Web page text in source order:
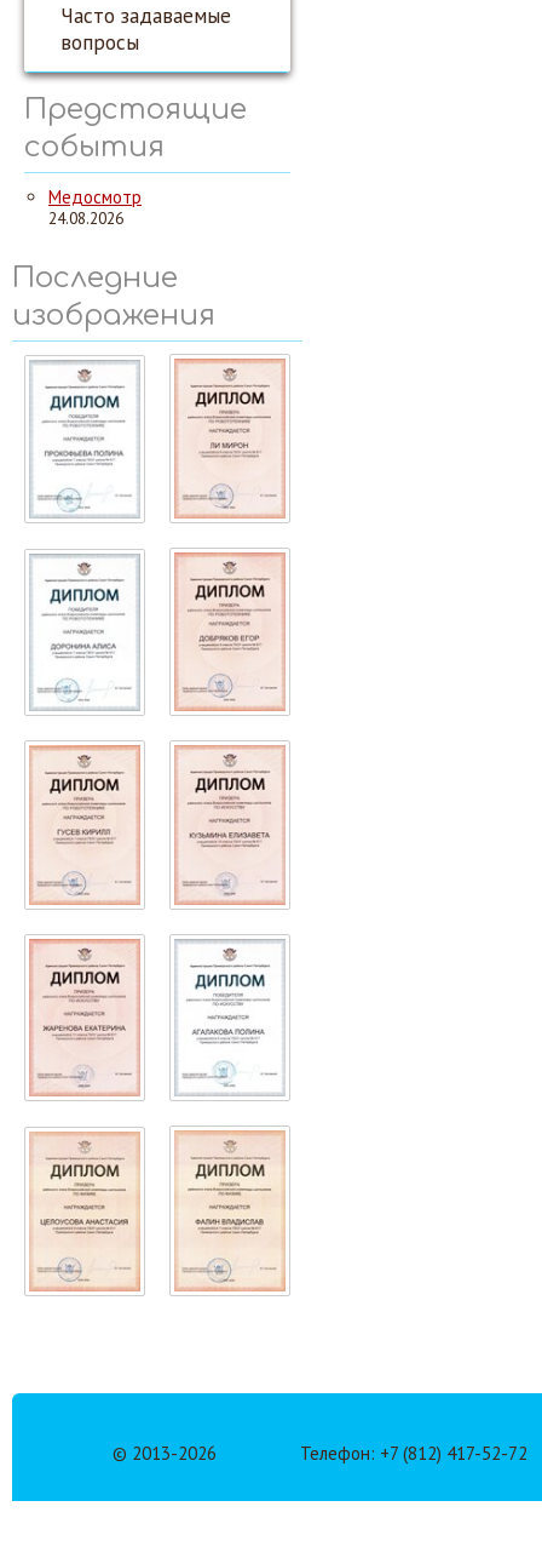
Часто задаваемые
вопросы
Предстоящие
события
Медосмотр
24.08.2026
Последние
изображения
© 2013-2026 Телефон: +7 (812) 417-52-72